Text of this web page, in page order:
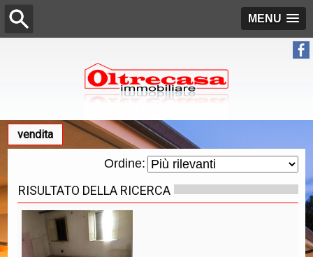
MENU
vendita
Ordine:
RISULTATO DELLA RICERCA